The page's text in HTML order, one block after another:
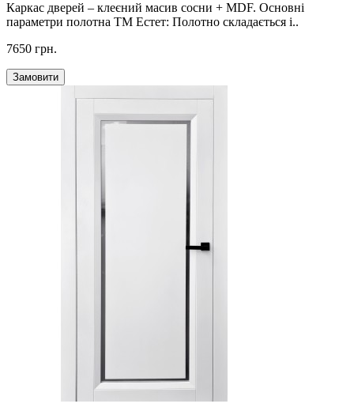
Каркас дверей – клеєний масив сосни + MDF. Основні
параметри полотна ТМ Естет: Полотно складається і..
7650 грн.
Замовити